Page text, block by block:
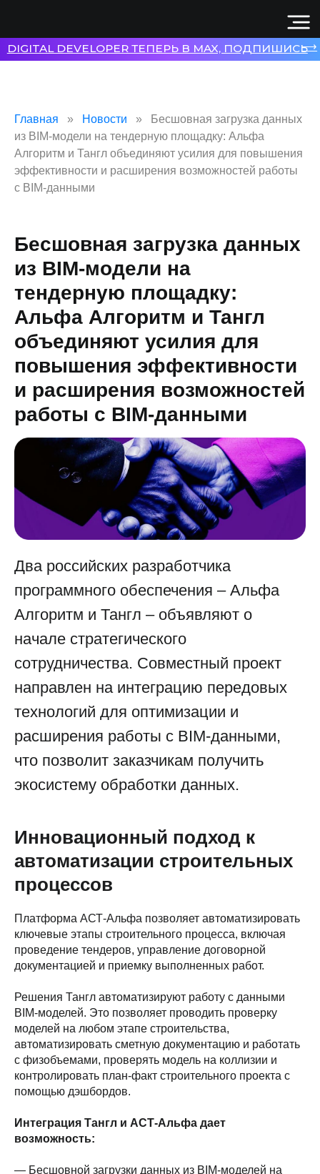
Главная Новости
Бесшовная загрузка данных
из BIM-модели на тендерную площадку: Альфа
Алгоритм и Тангл объединяют усилия для повышения
эффективности и расширения возможностей работы
с BIM-данными
Бесшовная загрузка данных
из BIM-модели на
тендерную площадку:
Альфа Алгоритм и Тангл
объединяют усилия для
повышения эффективности
и расширения возможностей
работы с BIM-данными
Два российских разработчика
программного обеспечения – Альфа
Алгоритм и Тангл – объявляют о
начале стратегического
сотрудничества. Совместный проект
направлен на интеграцию передовых
технологий для оптимизации и
расширения работы с BIM-данными,
что позволит заказчикам получить
экосистему обработки данных.
Инновационный подход к
автоматизации строительных
процессов
Платформа АСТ-Альфа позволяет автоматизировать
ключевые этапы строительного процесса, включая
проведение тендеров, управление договорной
документацией и приемку выполненных работ.
Решения Тангл автоматизируют работу с данными
BIM-моделей. Это позволяет проводить проверку
моделей на любом этапе строительства,
автоматизировать сметную документацию и работать
с физобъемами, проверять модель на коллизии и
контролировать план-факт строительного проекта с
помощью дэшбордов.
Интеграция Тангл и АСТ-Альфа дает
возможность:
— Бесшовной загрузки данных из BIM-моделей на